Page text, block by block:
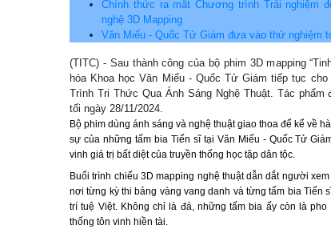
Chính thức ra mắt Chương trình Trải nghiệm
nghệ 3D Mapping
Văn Miếu - Quốc Tử Giám đưa vào thử nghiệm
(TITC) - Sau thành công của bộ phim 3D mapping
hóa Khoa học Văn Miếu - Quốc Tử Giám tiếp tục
Trình Tri Thức Qua Ánh Sáng Nghệ Thuật. Tác
tối ngày 28/11/2024.
Bộ phim dùng ánh sáng và nghệ thuật giao thoa để kể về
sự của những tấm bia Tiến sĩ tại Văn Miếu - Quốc Tử
vinh giá trị bất diệt của truyền thống học tập dân tộc.
Buổi trình chiếu 3D mapping nghệ thuật dẫn dắt người
nơi từng kỳ thi bảng vàng vang danh và từng tấm bia Tiến
trí tuệ Việt. Không chỉ là đá, những tấm bia ấy còn là
thống tôn vinh hiền tài.